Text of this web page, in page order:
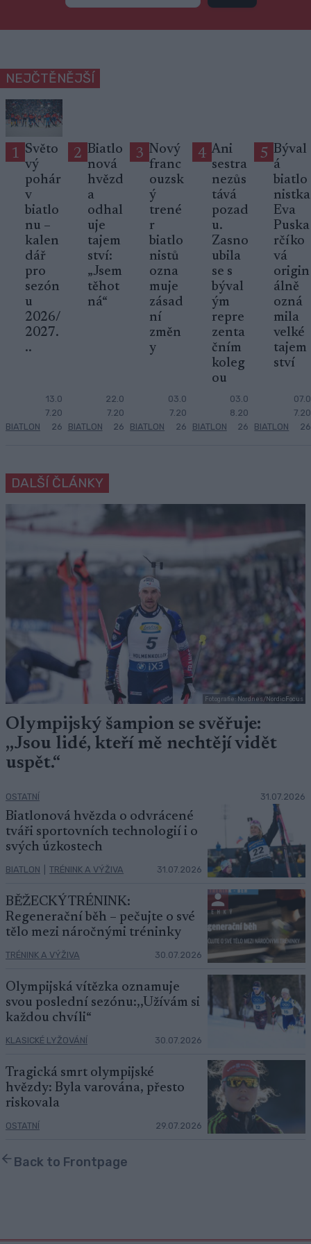
NEJČTĚNĚJŠÍ
1 Světo
vý
pohár
v
biatlo
nu –
kalen
dář
pro
sezón
u
2026/
2027.
..
BIATLON
13.0
7.20
26
2 Biatlo
nová
hvězd
a
odhal
uje
tajem
ství:
„Jsem
těhot
ná“
BIATLON
22.0
7.20
26
3 Nový
franc
ouzsk
ý
trené
r
biatlo
nistů
ozna
muje
zásad
ní
změn
y
BIATLON
03.0
7.20
26
4 Ani
sestra
nezůs
tává
pozad
u.
Zasno
ubila
se s
býval
ým
repre
zenta
čním
koleg
ou
BIATLON
03.0
8.20
26
5 Býval
á
biatlo
nistka
Eva
Puska
rčíko
vá
origin
álně
ozná
mila
velké
tajem
ství
BIATLON
07.0
7.20
26
DALŠÍ ČLÁNKY
Fotografie: Nordnes/NordicFocus
Olympijský šampion se svěřuje:
,,Jsou lidé, kteří mě nechtějí vidět
uspět.“
OSTATNÍ 31.07.2026
Biatlonová hvězda o odvrácené
tváři sportovních technologií i o
svých úzkostech
BIATLON TRÉNINK A VÝŽIVA 31.07.2026
BĚŽECKÝ TRÉNINK:
Regenerační běh – pečujte o své
tělo mezi náročnými tréninky
TRÉNINK A VÝŽIVA 30.07.2026
Olympijská vítězka oznamuje
svou poslední sezónu:,,Užívám si
každou chvíli“
KLASICKÉ LYŽOVÁNÍ 30.07.2026
Tragická smrt olympijské
hvězdy: Byla varována, přesto
riskovala
OSTATNÍ 29.07.2026
Back to Frontpage